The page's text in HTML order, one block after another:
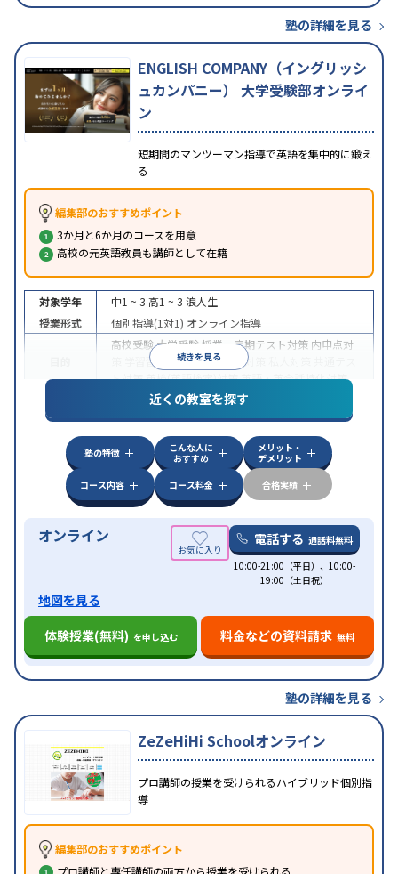
塾の詳細を見る
ENGLISH COMPANY（イングリッシ
ュカンパニー） 大学受験部オンライ
ン
短期間のマンツーマン指導で英語を集中的に鍛え
る
編集部のおすすめポイント
3か月と6か月のコースを用意
高校の元英語教員も講師として在籍
続きを見る
対象学年 中1 ~ 3 高1 ~ 3 浪人生
授業形式
個別指導(1対1) オンライン指導
高校受験大学受験授業・定期テスト対策 内申点対
学習習慣の定着国公立大対策
ト対策英検(英語検定)対策英語・英会話特化対策
特徴
中高一貫校生に対応授業の振替可能
学習にPC・タブレットを利用オンライン対応1
科目から受講可能
近くの教室を探す
塾の特徴
こんな人に
おすすめ
メリット・
デメリット
コース内容
コース料金 合格実績
オンライン 電話する 通話料無料
10:00-21:00（平日）、10:00-
19:00（土日祝）
地図を見る
体験授業(無料) を申し込む 料金などの資料請求 無料
塾の詳細を見る
ZeZeHiHi Schoolオンライン
プロ講師の授業を受けられるハイブリッド個別指
導
編集部のおすすめポイント
プロ講師と専任講師の両方から授業を受けられる